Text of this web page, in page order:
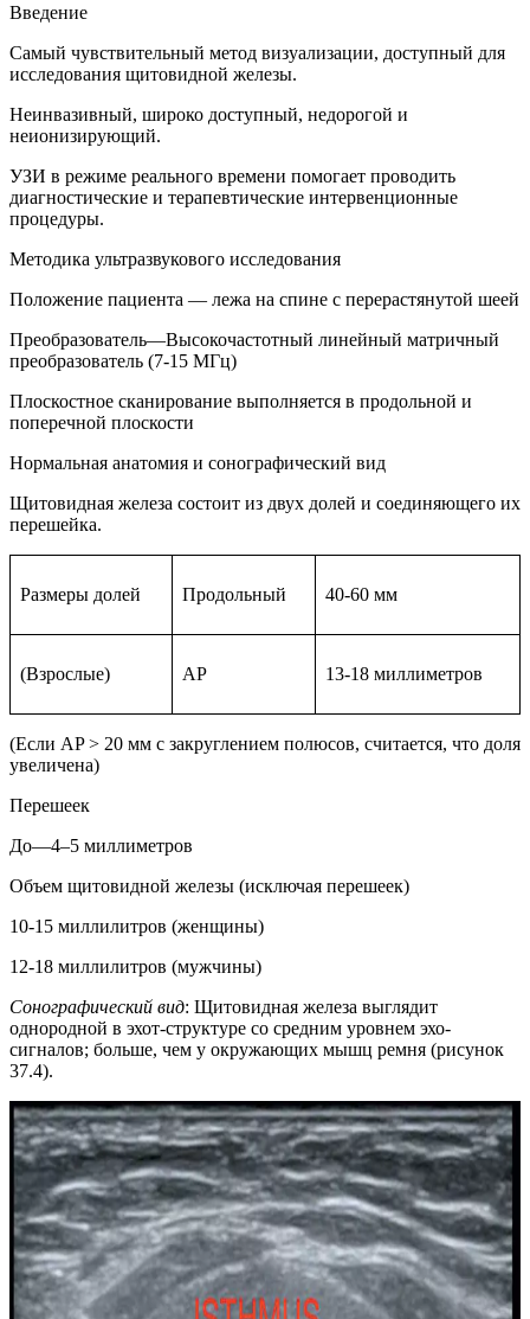
Введение
Самый чувствительный метод визуализации, доступный для
исследования щитовидной железы.
Неинвазивный, широко доступный, недорогой и
неионизирующий.
УЗИ в режиме реального времени помогает проводить
диагностические и терапевтические интервенционные
процедуры.
Методика ультразвукового исследования
Положение пациента — лежа на спине с перерастянутой шеей
Преобразователь—Высокочастотный линейный матричный
преобразователь (7-15 МГц)
Плоскостное сканирование выполняется в продольной и
поперечной плоскости
Нормальная анатомия и сонографический вид
Щитовидная железа состоит из двух долей и соединяющего их
перешейка.
Размеры долей Продольный 40-60 мм
(Взрослые) AP 13-18 миллиметров
(Если AP > 20 мм с закруглением полюсов, считается, что доля
увеличена)
Перешеек
До—4–5 миллиметров
Объем щитовидной железы (исключая перешеек)
10-15 миллилитров (женщины)
12-18 миллилитров (мужчины)
Сонографический вид: Щитовидная железа выглядит
однородной в эхот-структуре со средним уровнем эхо-
сигналов; больше, чем у окружающих мышц ремня (рисунок
37.4).